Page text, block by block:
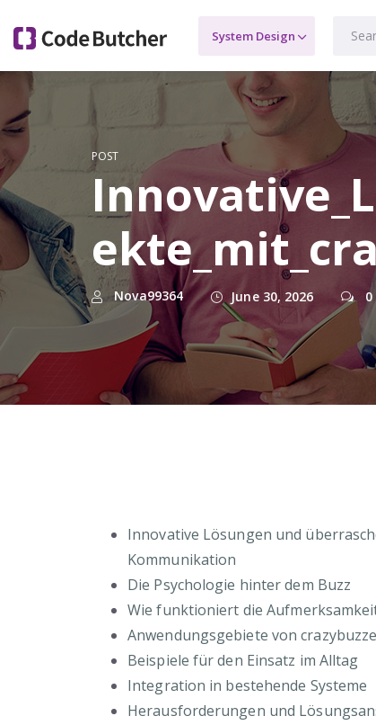
POST
Nova99364 June 30, 2026 0
Innovative Lösungen und
Kommunikation
Die Psychologie hinter dem Buzz
Wie funktioniert die
Anwendungsgebiete von
Beispiele für den Einsatz im Alltag
Integration in bestehende Systeme
Herausforderungen und